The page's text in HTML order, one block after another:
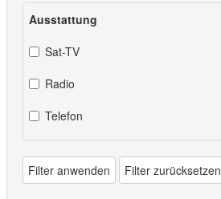
Ausstattung
Sat-TV
Radio
Telefon
Filter anwenden Filter zurücksetzen